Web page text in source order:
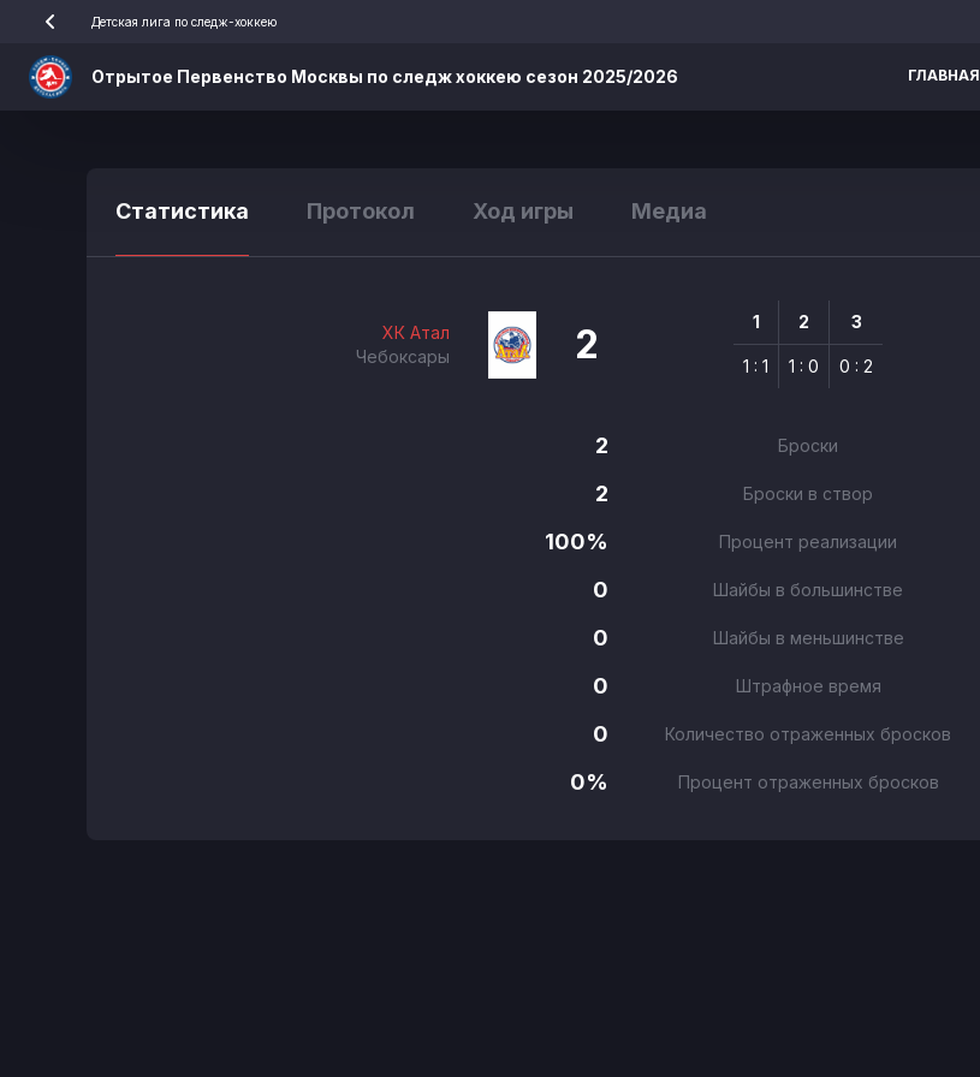
Детская лига по следж-хоккею
Отрытое Первенство Москвы по следж хоккею сезон 2025/2026 ГЛАВНАЯ
Статистика Протокол Ход игры Медиа
ХК Атал
Чебоксары
2 1
1 : 1
2
1 : 0
3
0 : 2
2 Броски
2
Броски в створ
100%
Процент реализации
0
Шайбы в большинстве
0
Шайбы в меньшинстве
0
Штрафное время
0
Количество отраженных бросков
0%
Процент отраженных бросков